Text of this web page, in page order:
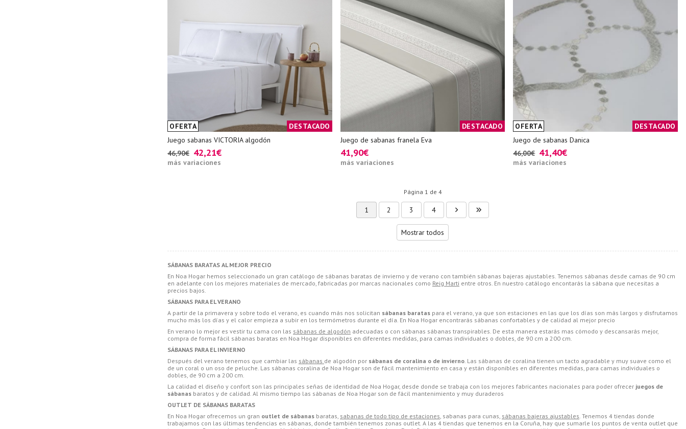
SÁBANAS BARATAS AL MEJOR PRECIO
En Noa Hogar hemos seleccionado un gran catálogo de sábanas baratas de invierno y de verano con también sábanas bajeras ajustables. Tenemos sábanas desde camas de 90 cm
en adelante con los mejores materiales de mercado, fabricadas por marcas nacionales como Reig Marti entre otros. En nuestro catálogo encontarás la sábana que necesitas a
precios bajos.
SÁBANAS PARA EL VERANO
A partir de la primavera y sobre todo el verano, es cuando más nos solicitan sábanas baratas para el verano, ya que son estaciones en las que los días son más largos y disfrutamos
mucho más los días y el calor empieza a subir en los termómetros durante el día. En Noa Hogar encontrarás sábanas confortables y de calidad al mejor precio
En verano lo mejor es vestir tu cama con las sábanas de algodón adecuadas o con sábanas sábanas transpirables. De esta manera estarás mas cómodo y descansarás mejor,
compra de forma fácil sábanas baratas en Noa Hogar disponibles en diferentes medidas, para camas individuales o dobles, de 90 cm a 200 cm.
SÁBANAS PARA EL INVIERNO
Después del verano tenemos que cambiar las sábanas de algodón por sábanas de coralina o de invierno. Las sábanas de coralina tienen un tacto agradable y muy suave como el
de un coral o un oso de peluche. Las sábanas coralina de Noa Hogar son de fácil mantenimiento en casa y están disponibles en diferentes medidas, para camas individuales o
dobles, de 90 cm a 200 cm.
La calidad el diseño y confort son las principales señas de identidad de Noa Hogar, desde donde se trabaja con los mejores fabricantes nacionales para poder ofrecer juegos de
sábanas baratos y de calidad. Al mismo tiempo las sábanas de Noa Hogar son de fácil mantenimiento y muy duraderos
OUTLET DE SÁBANAS BARATAS
En Noa Hogar ofrecemos un gran outlet de sábanas baratas, sabanas de todo tipo de estaciones, sabanas para cunas, sábanas bajeras ajustables. Tenemos 4 tiendas donde
trabajamos con las últimas tendencias en sábanas, donde también tenemos zonas outlet. A las 4 tiendas que tenemos en la Coruña, hay que sumarle los puntos de venta outlet que
OFERTA
DESTACADO
Juego sabanas VICTORIA algodón
46,90€ 42,21€
más variaciones
DESTACADO
Juego de sabanas franela Eva
41,90€
más variaciones
OFERTA
DESTACADO
Juego de sabanas Danica
46,00€ 41,40€
más variaciones
Página 1 de 4
1 2 3 4
Mostrar todos